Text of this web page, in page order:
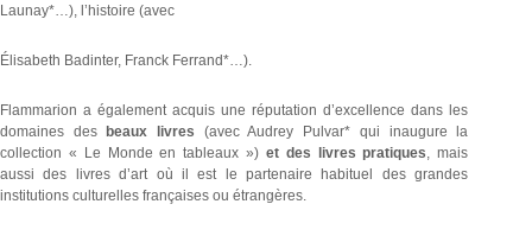
Launay*…), l’histoire (avec
Élisabeth Badinter, Franck Ferrand*…).
Flammarion a également acquis une réputation d’excellence dans les
domaines des
beaux livres (avec Audrey Pulvar* qui inaugure la
collection « Le Monde en tableaux ») et des livres pratiques, mais
aussi des livres d’art où il est le partenaire habituel des grandes
institutions culturelles françaises ou étrangères.